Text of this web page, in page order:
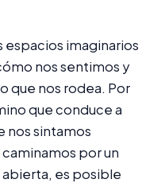
imaginarios
nos sentimos y
que nos rodea. Por
que conduce a
nos sintamos
por un
es posible